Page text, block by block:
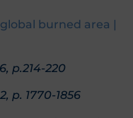
burned area |
p.214-220
p. 1770-1856